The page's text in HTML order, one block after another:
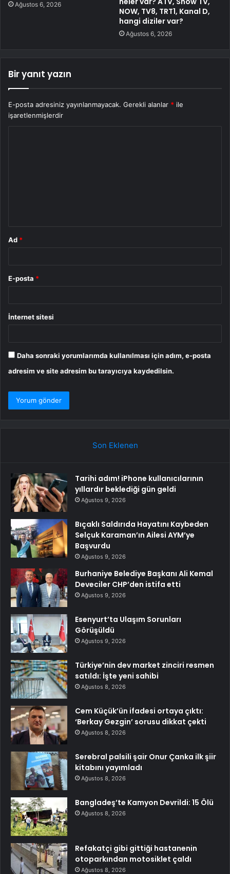
Ağustos 6, 2026
NOW, TV8, TRT1, Kanal D,
hangi diziler var?
Ağustos 6, 2026
Bir yanıt yazın
E-posta adresiniz yayınlanmayacak. Gerekli alanlar * ile
işaretlenmişlerdir
Ad *
E-posta *
İnternet sitesi
Daha sonraki yorumlarımda kullanılması için adım, e-posta
adresim ve site adresim bu tarayıcıya kaydedilsin.
Son Eklenen
Tarihi adım! iPhone kullanıcılarının
yıllardır beklediği gün geldi
Ağustos 9, 2026
Bıçaklı Saldırıda Hayatını Kaybeden
Selçuk Karaman’ın Ailesi AYM’ye
Başvurdu
Ağustos 9, 2026
Burhaniye Belediye Başkanı Ali Kemal
Deveciler CHP’den istifa etti
Ağustos 9, 2026
Esenyurt’ta Ulaşım Sorunları
Görüşüldü
Ağustos 9, 2026
Türkiye’nin dev market zinciri resmen
satıldı: İşte yeni sahibi
Ağustos 8, 2026
Cem Küçük’ün ifadesi ortaya çıktı:
‘Berkay Gezgin’ sorusu dikkat çekti
Ağustos 8, 2026
Serebral palsili şair Onur Çanka ilk şiir
kitabını yayımladı
Ağustos 8, 2026
Bangladeş’te Kamyon Devrildi: 15 Ölü
Ağustos 8, 2026
Refakatçi gibi gittiği hastanenin
otoparkından motosiklet çaldı
Ağustos 8, 2026